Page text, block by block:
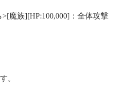
魔族][HP:100,000]：全体攻撃
。